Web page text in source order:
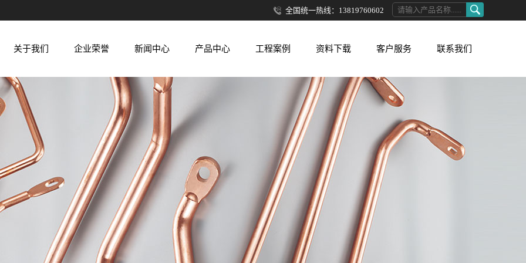
全国统一热线：13819760602
关于我们 企业荣誉 新闻中心 产品中心 工程案例 资料下载 客户服务 联系我们